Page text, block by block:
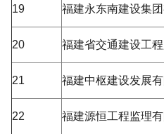
19 福建永东南建设集
20 福建省交通建设工
21 福建中枢建设发展有
22 福建源恒工程监理有